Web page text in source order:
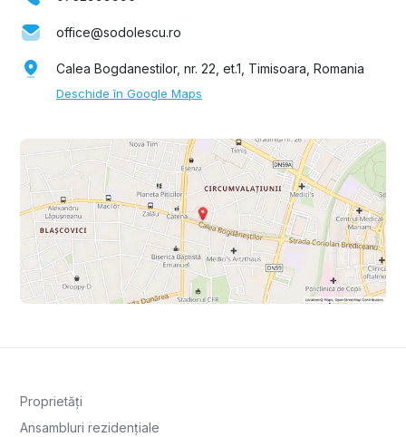
office@sodolescu.ro
Calea Bogdanestilor, nr. 22, et.1, Timisoara, Romania
Deschide în Google Maps
Proprietăți
Ansambluri rezidențiale